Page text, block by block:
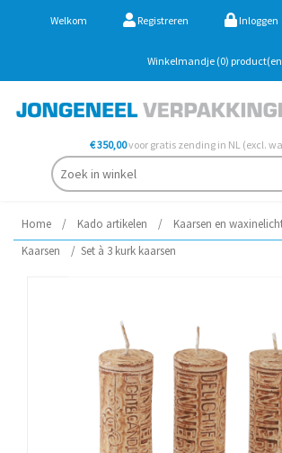
Welkom Registreren Inloggen
Winkelmandje (0)
€ 350,00voor gratis zending in NL (excl.
Home / Kado artikelen / Kaarsen en
Kaarsen
/ Set à 3 kurk kaarsen